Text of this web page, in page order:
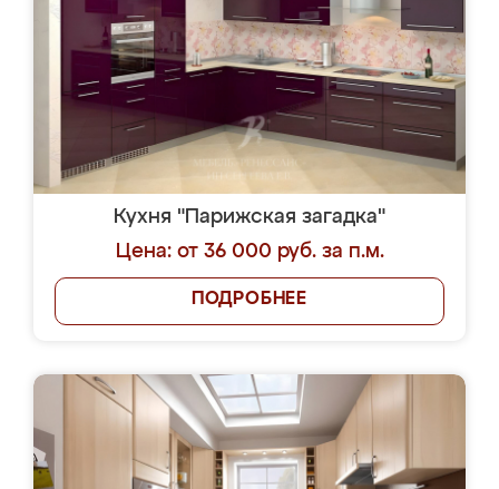
Кухня "Парижская загадка"
Цена: от 36 000 руб. за п.м.
ПОДРОБНЕЕ